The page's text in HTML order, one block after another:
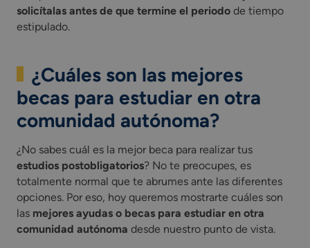
solicítalas antes de que termine el periodo de tiempo
estipulado.
¿Cuáles son las mejores
becas para estudiar en otra
comunidad autónoma?
¿No sabes cuál es la mejor beca para realizar tus
estudios postobligatorios? No te preocupes, es
totalmente normal que te abrumes ante las diferentes
opciones. Por eso, hoy queremos mostrarte cuáles son
las mejores ayudas o becas para estudiar en otra
comunidad autónoma desde nuestro punto de vista.